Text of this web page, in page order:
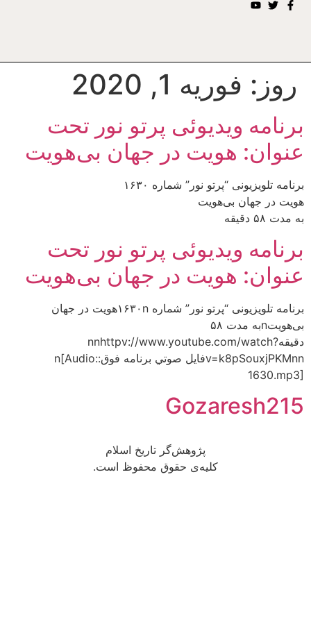
روز: فوریه 1, 2020
برنامه ویدیوئى پرتو نور تحت
عنوان: هويت در جهان بى‌هويت
برنامه تلويزيونى “پرتو نور” شماره ۱۶۳۰
هويت در جهان بى‌هويت
به مدت ۵۸ دقيقه
برنامه ویدیوئى پرتو نور تحت
عنوان: هويت در جهان بى‌هويت
برنامه تلويزيونى “پرتو نور” شماره ۱۶۳۰nهويت در جهان
بى‌هويتnبه مدت ۵۸
دقيقهnnhttpv://www.youtube.com/watch?
v=k8pSouxjPKMnnفايل صوتي برنامه فوق:n[Audio:
1630.mp3]
Gozaresh215
پژوهش‌گر تاریخ اسلام
کلیه‌ی حقوق محفوظ است.